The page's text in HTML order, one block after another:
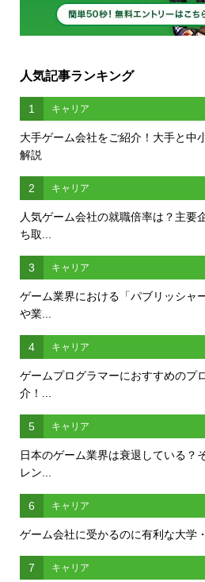
人気記事ランキング
1 キャリア
大手ゲーム会社をご紹介！大手と中
解説
2 キャリア
人気ゲーム会社の就職倍率は？主要
ち取...
3 キャリア
ゲーム業界における「パブリッシャ
や業...
4 キャリア
ゲームプログラマーにおすすめのプ
介！...
5 キャリア
日本のゲーム業界は衰退している？
レン...
6 キャリア
ゲーム会社に受かるのに有利な大学
7 キャリア